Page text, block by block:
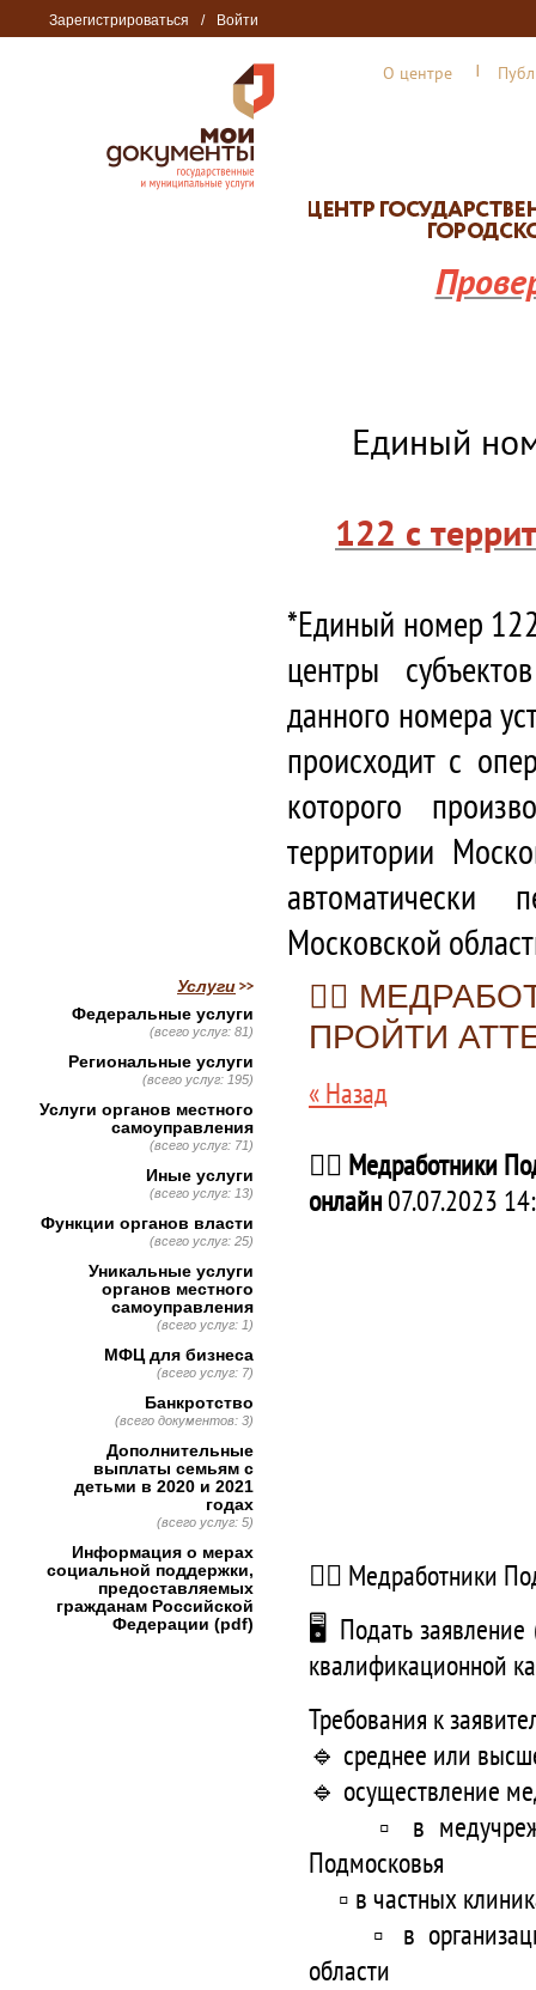
Зарегистрироваться / Войти
О центре
Единый
122 с
*Единый номер
центры
данного номера
происходит с
которого
территории
автоматически
Московской
👩‍⚕️
ПРОЙТИ
« Назад
👩‍⚕️ Медработники
онлайн07.07.2023
👩‍⚕️ Медработники
🖥 Подать заявление
квалификационной
Требования к
🔹 среднее или
🔹 осуществление
▫️ в
Подмосковья
▫️ в частных
▫️ в
области
Услуги
Федеральные услуги
(всего услуг: 81)
Региональные услуги
(всего услуг: 195)
Услуги органов местного
самоуправления
(всего услуг: 71)
Иные услуги
(всего услуг: 13)
Функции органов власти
(всего услуг: 25)
Уникальные услуги
органов местного
самоуправления
(всего услуг: 1)
МФЦ для бизнеса
(всего услуг: 7)
Банкротство
(всего документов: 3)
Дополнительные
выплаты семьям с
детьми в 2020 и 2021
годах
(всего услуг: 5)
Информация о мерах
социальной поддержки,
предоставляемых
гражданам Российской
Федерации (pdf)